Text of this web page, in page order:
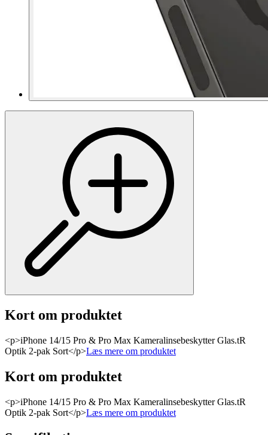
Kort om produktet
<p>iPhone 14/15 Pro & Pro Max Kameralinsebeskytter Glas.tR
Optik 2-pak Sort</p>Læs mere om produktet
Kort om produktet
<p>iPhone 14/15 Pro & Pro Max Kameralinsebeskytter Glas.tR
Optik 2-pak Sort</p>Læs mere om produktet